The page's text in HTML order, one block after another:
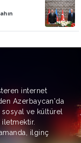
internet
Azerbaycan'da
sosyal ve kültürel
ilginç